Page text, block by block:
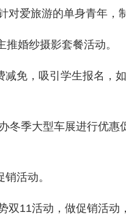
对爱旅游的单身青年，
婚纱摄影套餐活动。
减免，吸引学生报名，
冬季大型车展进行优
活动。
双11活动，做促销活动